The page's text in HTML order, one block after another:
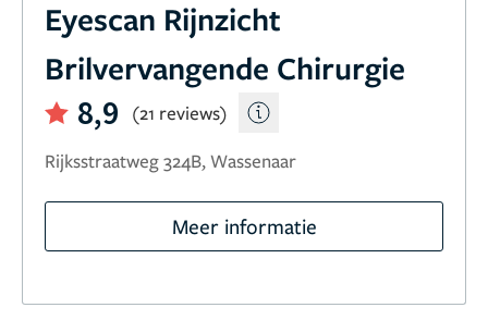
Eyescan Rijnzicht
Brilvervangende Chirurgie
8,9
(21 reviews)
Rijksstraatweg 324B, Wassenaar
Meer informatie